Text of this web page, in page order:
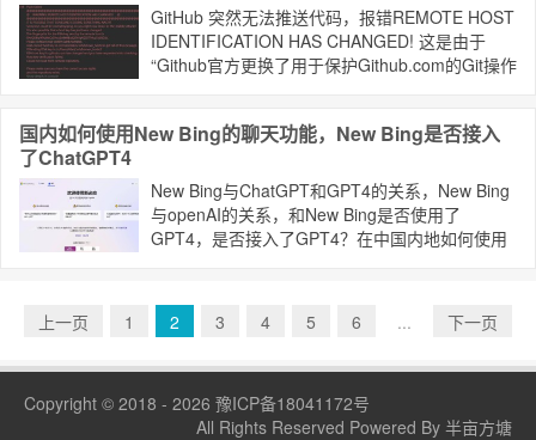
GitHub 突然无法推送代码，报错REMOTE HOST
IDENTIFICATION HAS CHANGED! 这是由于
“Github官方更换了用于保护Github.com的Git操作
国内如何使用New Bing的聊天功能，New Bing是否接入
了ChatGPT4
New Bing与ChatGPT和GPT4的关系，New Bing
与openAI的关系，和New Bing是否使用了
GPT4，是否接入了GPT4？在中国内地如何使用
上一页 1 2 3 4 5 6 ... 下一页
Copyright © 2018 - 2026 豫ICP备18041172号
All Rights Reserved Powered By 半亩方塘